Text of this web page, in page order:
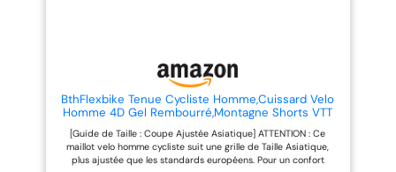
motif réfléchissant sur le dos de
la chemise pour garantir votre
sécurité lorsque vous roulez la
nuit. Conception antidérapante
combinaison de cyclisme à
manches courtes a une
conception antidérapante sur le
même sur de longues distances.
tous les types de cyclisme :
Parfait pour le cyclisme sur
intérieur, cet ensemble maillot +
cuissard offre des performances
fiables et un excellent confort,
BthFlexbike Tenue Cycliste Homme,Cuissard Velo
Homme 4D Gel Rembourré,Montagne Shorts VTT
Respirant Vêtements de Cyclisme Sports Tee Shirt
3 Poches
[Guide de Taille : Coupe Ajustée Asiatique] ATTENTION : Ce
maillot velo homme cycliste suit une grille de Taille Asiatique,
plus ajustée que les standards européens. Pour un confort